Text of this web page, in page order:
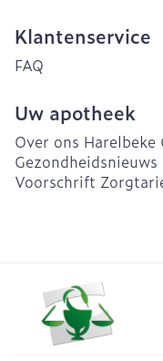
Klantenservice
FAQ
Uw apotheek
Over ons Harelbeke
Gezondheidsnieuws
Voorschrift